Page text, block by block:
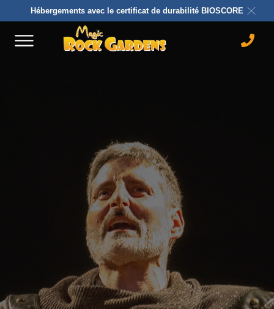
Hébergements avec le certificat de durabilité BIOSCORE